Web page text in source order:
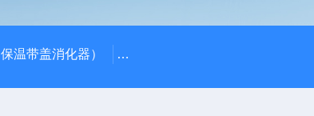
温带盖消化器） *GB/T 50080-2016标准普通混凝